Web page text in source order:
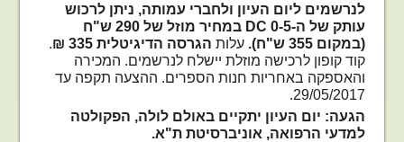
לנרשמים ליום העיון ולחברי עמותה, ניתן לרכוש
עותק של ה-DC 0-5
במחיר מוזל של 290 ש"ח
(במקום 355 ש"ח).
עלות הגרסה הדיגיטלית 335 ₪
.
קוד קופון לרכישה מוזלת יישלח לנרשמים. המכירה
והאספקה באחריות חנות הספרים. ההצעה תקפה עד
29/05/2017.
הגעה: יום העיון יתקיים באולם לולה, הפקולטה
למדעי הרפואה, אוניברסיטת ת"א.